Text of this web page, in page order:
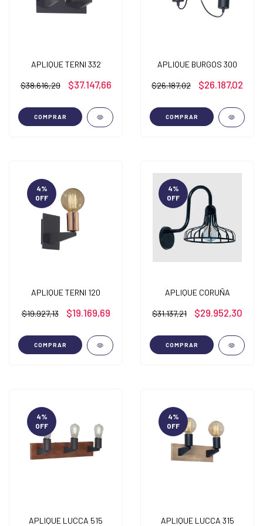
APLIQUE TERNI 332
$38.616,29 $37.147,66
COMPRAR
APLIQUE BURGOS 300
$26.187,02 $26.187,02
COMPRAR
4%
OFF
APLIQUE TERNI 120
$19.927,13 $19.169,69
COMPRAR
4%
OFF
APLIQUE CORUÑA
$31.137,21 $29.952,30
COMPRAR
4%
OFF
APLIQUE LUCCA 515
4%
OFF
APLIQUE LUCCA 315